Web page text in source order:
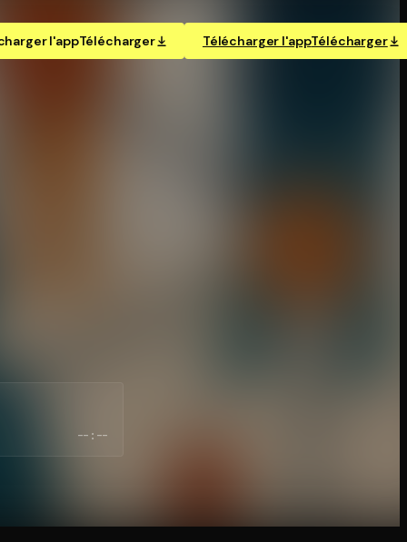
l'appTélécharger Télécharger l'appTélécharger
--:--